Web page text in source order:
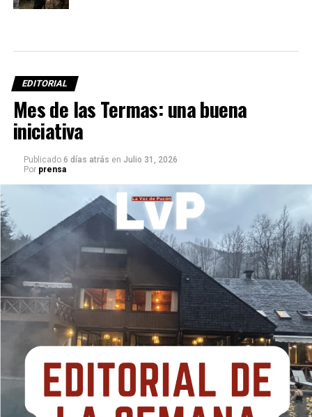
EDITORIAL
Mes de las Termas: una buena
iniciativa
Publicado 6 días atrás en Julio 31, 2026
Por prensa